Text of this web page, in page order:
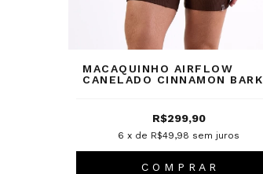
MACAQUINHO AIRFLOW
CANELADO CINNAMON BARK
R$299,90
6 x de R$49,98 sem juros
C O M P R A R